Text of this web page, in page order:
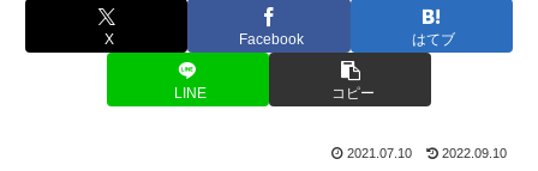
X Facebook はてブ
LINE コピー
2021.07.10 2022.09.10